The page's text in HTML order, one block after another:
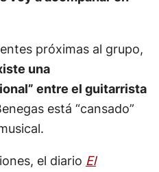
próximas al grupo,
una
entre el guitarrista
está “cansado”
el diario El